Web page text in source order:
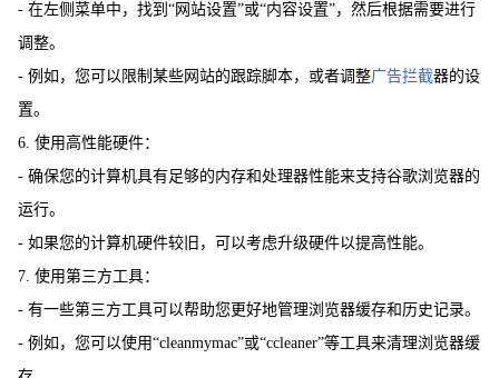
- 在左侧菜单中，找到“网站设置”或“内容设置”，然后根据需要进行
调整。
- 例如，您可以限制某些网站的跟踪脚本，或者调整广告拦截器的设
置。
6. 使用高性能硬件：
- 确保您的计算机具有足够的内存和处理器性能来支持谷歌浏览器的
运行。
- 如果您的计算机硬件较旧，可以考虑升级硬件以提高性能。
7. 使用第三方工具：
- 有一些第三方工具可以帮助您更好地管理浏览器缓存和历史记录。
- 例如，您可以使用“cleanmymac”或“ccleaner”等工具来清理浏览器缓